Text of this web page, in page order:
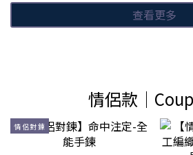
查看更多
情侶款
情侶對鍊